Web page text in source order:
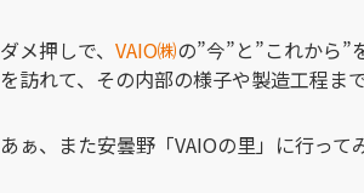
ダメ押しで、 VAIO㈱の”今”と”これから
を訪れて、その内部の様子や製造工程ま
あぁ、また安曇野「VAIOの里」に行っ